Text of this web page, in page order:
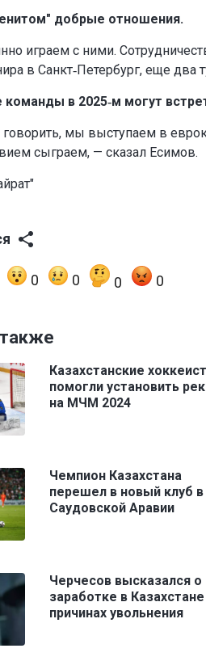
добрые отношения.
играем с ними.
в Санкт‑Петербург, еще два
в 2025‑м могут
мы выступаем в
сыграем, — сказал Есимов.
0 0 0 0
Казахстанские
помогли установить
на МЧМ 2024
Чемпион Казахстана
перешел в новый клуб в
Саудовской Аравии
Черчесов высказался о
заработке в
причинах увольнения